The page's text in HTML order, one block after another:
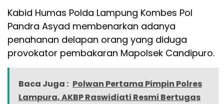
Kabid Humas Polda Lampung Kombes Pol
Pandra Asyad membenarkan adanya
penahanan delapan orang yang diduga
provokator pembakaran Mapolsek Candipuro.
Baca Juga : Polwan Pertama Pimpin Polres
Lampura, AKBP Raswidiati Resmi Bertugas